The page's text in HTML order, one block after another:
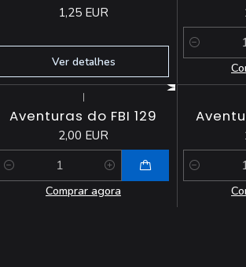
1,25 EUR
Ver detalhes
Quantidade
|
Aventuras do FBI 129
2,00 EUR
Comprar agora
Quantidade